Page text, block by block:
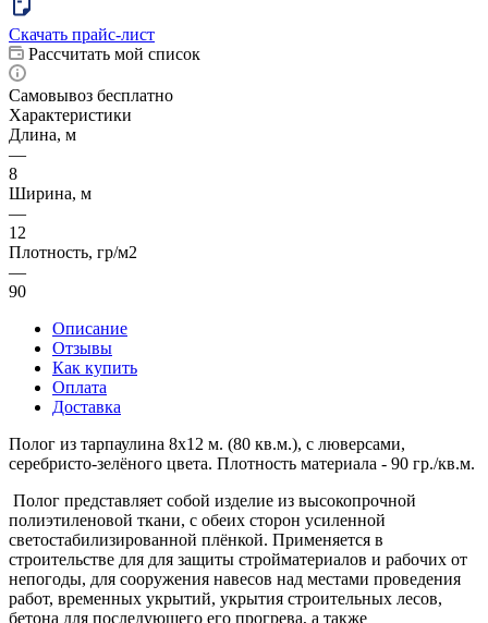
Скачать прайс-лист
Рассчитать мой список
Самовывоз бесплатно
Характеристики
Длина, м
—
8
Ширина, м
—
12
Плотность, гр/м2
—
90
Описание
Отзывы
Как купить
Оплата
Доставка
Полог из тарпаулина 8х12 м. (80 кв.м.), с люверсами,
серебристо-зелёного цвета. Плотность материала - 90 гр./кв.м.
Полог представляет собой изделие из высокопрочной
полиэтиленовой ткани, с обеих сторон усиленной
светостабилизированной плёнкой. Применяется в
строительстве для для защиты стройматериалов и рабочих от
непогоды, для сооружения навесов над местами проведения
работ, временных укрытий, укрытия строительных лесов,
бетона для последующего его прогрева, а также